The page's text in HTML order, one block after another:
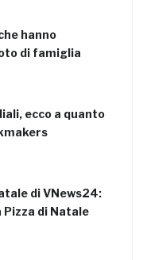
hanno
di famiglia
ecco a quanto
di VNews24:
Pizza di Natale